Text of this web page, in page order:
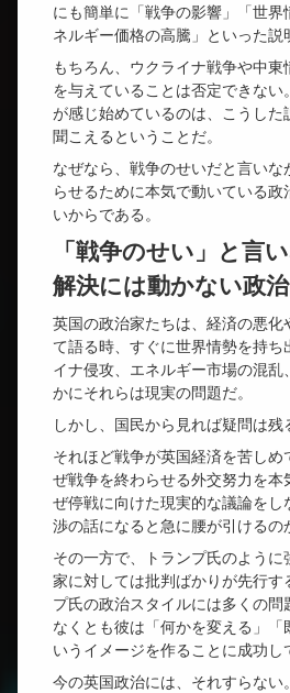
にも簡単に「戦争の影響」「世界
ネルギー価格の高騰」といった説
もちろん、ウクライナ戦争や中
を与えていることは否定できない
が感じ始めているのは、こうした
聞こえるということだ。
なぜなら、戦争のせいだと言いな
らせるために本気で動いている政
いからである。
「戦争のせい」と言
解決には動かない政治
英国の政治家たちは、経済の悪化
て語る時、すぐに世界情勢を持ち
イナ侵攻、エネルギー市場の混
かにそれらは現実の問題だ。
しかし、国民から見れば疑問は残
それほど戦争が英国経済を苦しめ
ぜ戦争を終わらせる外交努力を本
ぜ停戦に向けた現実的な議論をし
渉の話になると急に腰が引けるの
その一方で、トランプ氏のよう
家に対しては批判ばかりが先行す
プ氏の政治スタイルには多くの
なくとも彼は「何かを変える」「
いうイメージを作ることに成功し
今の英国政治には、それすらない。